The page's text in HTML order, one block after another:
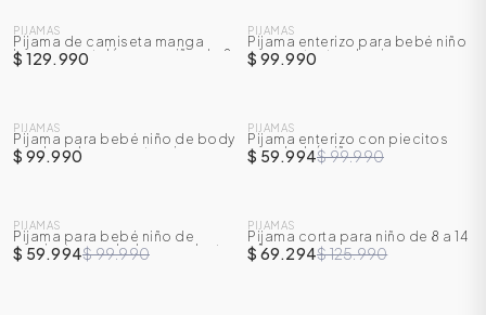
PIJAMAS
Pijama de camiseta manga
larga + pantalón para niño de 8
a 14 años
$ 129.990
PIJAMAS
Pijama enterizo para bebé niño
con protector de cierre
$ 99.990
PIJAMAS
Pijama para bebé niño de body
con broches en entrepierna +
pantalón
$ 99.990
-40%
PIJAMAS
Pijama enterizo con piecitos
para bebé niño
$ 59.994$ 99.990
-40 %
PIJAMAS
Pijama para bebé niño de
camiseta + sudadera con botas
transformables
$ 59.994$ 99.990
-45 %
PIJAMAS
Pijama corta para niño de 8 a 14
años
$ 69.294$ 125.990